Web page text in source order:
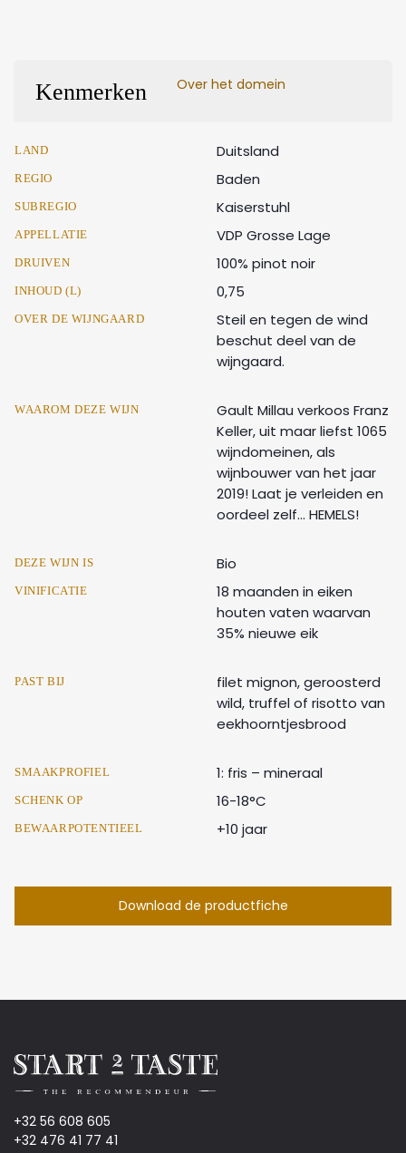
Kenmerken Over het domein
LAND Duitsland
REGIO Baden
SUBREGIO Kaiserstuhl
APPELLATIE VDP Grosse Lage
DRUIVEN 100% pinot noir
INHOUD (L) 0,75
OVER DE WIJNGAARD
Steil en tegen de wind
beschut deel van de
wijngaard.
WAAROM DEZE WIJN
Gault Millau verkoos Franz
Keller, uit maar liefst 1065
wijndomeinen, als
wijnbouwer van het jaar
2019! Laat je verleiden en
oordeel zelf… HEMELS!
DEZE WIJN IS Bio
VINIFICATIE
18 maanden in eiken
houten vaten waarvan
35% nieuwe eik
PAST BIJ
filet mignon, geroosterd
wild, truffel of risotto van
eekhoorntjesbrood
SMAAKPROFIEL 1: fris – mineraal
SCHENK OP 16-18°C
BEWAARPOTENTIEEL +10 jaar
Download de productfiche
+32 56 608 605
+32 476 41 77 41